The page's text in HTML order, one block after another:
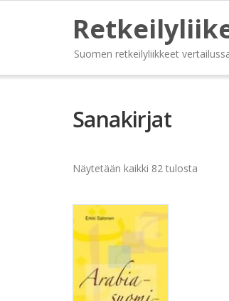
Suomen retkeilyliikkeet
Sanakirjat
Näytetään kaikki 82 tulosta